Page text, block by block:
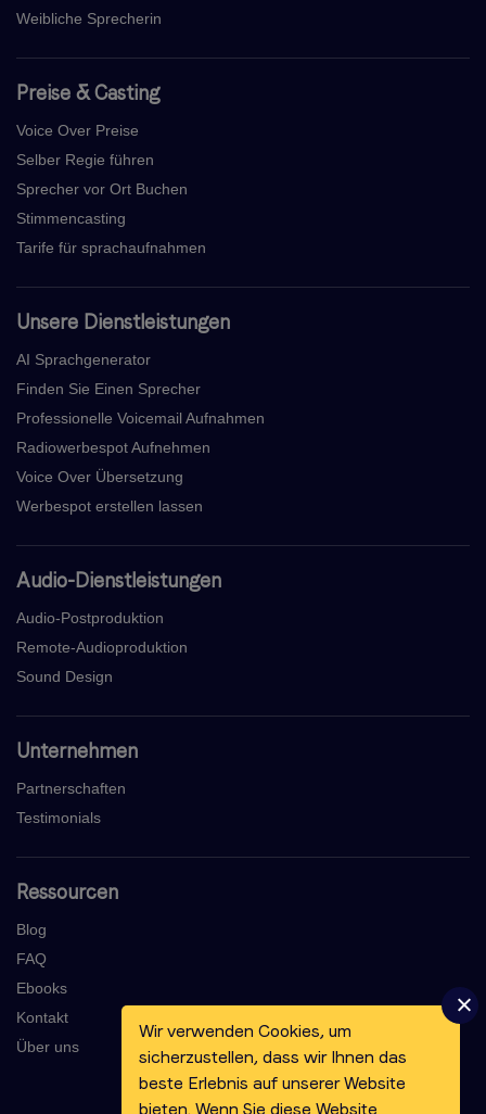
Weibliche Sprecherin
Preise & Casting
Voice Over Preise
Selber Regie führen
Sprecher vor Ort Buchen
Stimmencasting
Tarife für sprachaufnahmen
Unsere Dienstleistungen
AI Sprachgenerator
Finden Sie Einen Sprecher
Professionelle Voicemail Aufnahmen
Radiowerbespot Aufnehmen
Voice Over Übersetzung
Werbespot erstellen lassen
Audio-Dienstleistungen
Audio-Postproduktion
Remote-Audioproduktion
Sound Design
Unternehmen
Partnerschaften
Testimonials
Ressourcen
Blog
FAQ
Ebooks
Kontakt
Über uns
Wir verwenden Cookies, um
sicherzustellen, dass wir Ihnen das
beste Erlebnis auf unserer Website
bieten. Wenn Sie diese Website